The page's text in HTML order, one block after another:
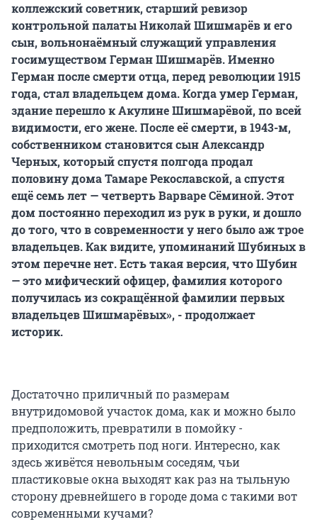
коллежский советник, старший ревизор
контрольной палаты Николай Шишмарёв и его
сын, вольнонаёмный служащий управления
госимуществом Герман Шишмарёв. Именно
Герман после смерти отца, перед революции 1915
года, стал владельцем дома. Когда умер Герман,
здание перешло к Акулине Шишмарёвой, по всей
видимости, его жене. После её смерти, в 1943-м,
собственником становится сын Александр
Черных, который спустя полгода продал
половину дома Тамаре Рекославской, а спустя
ещё семь лет — четверть Варваре Сёминой. Этот
дом постоянно переходил из рук в руки, и дошло
до того, что в современности у него было аж трое
владельцев. Как видите, упоминаний Шубиных в
этом перечне нет. Есть такая версия, что Шубин
— это мифический офицер, фамилия которого
получилась из сокращённой фамилии первых
владельцев Шишмарёвых», - продолжает
историк.
Достаточно приличный по размерам
внутридомовой участок дома, как и можно было
предположить, превратили в помойку -
приходится смотреть под ноги. Интересно, как
здесь живётся невольным соседям, чьи
пластиковые окна выходят как раз на тыльную
сторону древнейшего в городе дома с такими вот
современными кучами?